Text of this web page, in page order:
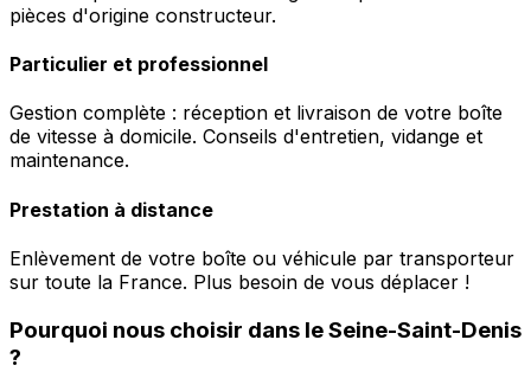
pièces d'origine constructeur.
Particulier et professionnel
Gestion complète : réception et livraison de votre boîte
de vitesse à domicile. Conseils d'entretien, vidange et
maintenance.
Prestation à distance
Enlèvement de votre boîte ou véhicule par transporteur
sur toute la France. Plus besoin de vous déplacer !
Pourquoi nous choisir dans leSeine-Saint-Denis
?